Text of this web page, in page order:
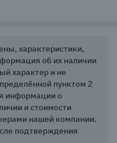
характеристики,
об их наличии
характер и не
пунктом 2
информации о
и стоимости
нашей компании.
подтверждения